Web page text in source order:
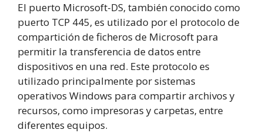
El puerto Microsoft-DS, también conocido como
puerto TCP 445, es utilizado por el protocolo de
compartición de ficheros de Microsoft para
permitir la transferencia de datos entre
dispositivos en una red. Este protocolo es
utilizado principalmente por sistemas
operativos Windows para compartir archivos y
recursos, como impresoras y carpetas, entre
diferentes equipos.